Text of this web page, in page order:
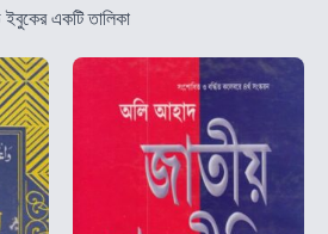
একটি তালিকা